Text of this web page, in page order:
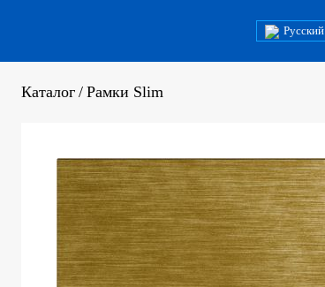
Русский
Каталог / Рамки Slim